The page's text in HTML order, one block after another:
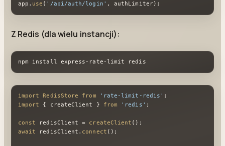
app. use ( '/api/auth/login' , authLimiter);
Z Redis (dla wielu instancji):
npm install express-rate-limit redis
import RedisStore from 'rate-limit-redis'
import { createClient } from 'redis' ;
const redisClient = createClient
await redisClient. connect ();